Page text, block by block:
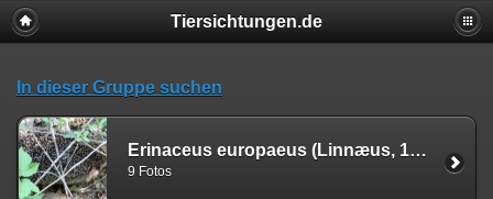
Tiersichtungen.de
In dieser Gruppe suchen
Erinaceus europaeus (Linnæus, 1758)
9 Fotos